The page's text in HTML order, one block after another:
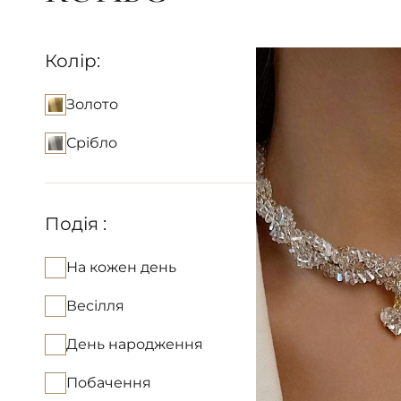
Колір:
Золото
Срібло
Подія :
На кожен день
Весілля
День народження
Побачення